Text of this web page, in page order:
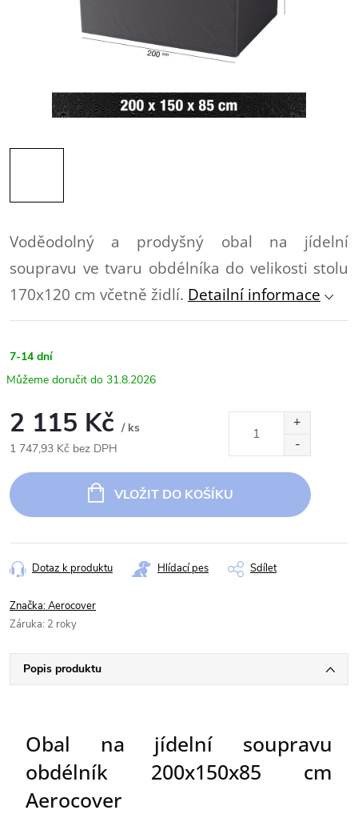
Voděodolný a prodyšný obal na jídelní
soupravu ve tvaru obdélníka do velikosti stolu
170x120 cm včetně židlí. Detailní informace
7-14 dní
31.8.2026
2 115 Kč / ks
1 747,93 Kč bez DPH
cena:
VLOŽIT DO KOŠÍKU
Dotaz k produktu Hlídací pes Sdílet
Značka:Aerocover
Záruka: 2 roky
Popis produktu
Obal na jídelní soupravu
obdélník 200x150x85 cm
Aerocover